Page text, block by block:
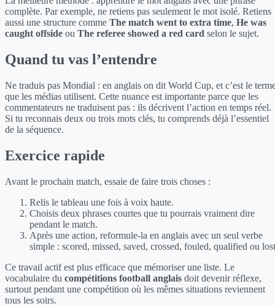
complète. Par exemple, ne retiens pas seulement le mot isolé. Retiens
aussi une structure comme The match went to extra time, He was
caught offside ou The referee showed a red card selon le sujet.
Quand tu vas l’entendre
Ne traduis pas Mondial : en anglais on dit World Cup, et c’est le
que les médias utilisent. Cette nuance est importante parce que les
commentateurs ne traduisent pas : ils décrivent l’action en temps réel.
Si tu reconnais deux ou trois mots clés, tu comprends déjà l’essentiel
de la séquence.
Exercice rapide
Avant le prochain match, essaie de faire trois choses :
Relis le tableau une fois à voix haute.
Choisis deux phrases courtes que tu pourrais vraiment dire
pendant le match.
Après une action, reformule-la en anglais avec un seul verbe
simple : scored, missed, saved, crossed, fouled, qualified ou
Ce travail actif est plus efficace que mémoriser une liste. Le
vocabulaire du compétitions football anglais doit devenir réflexe,
surtout pendant une compétition où les mêmes situations reviennent
tous les soirs.